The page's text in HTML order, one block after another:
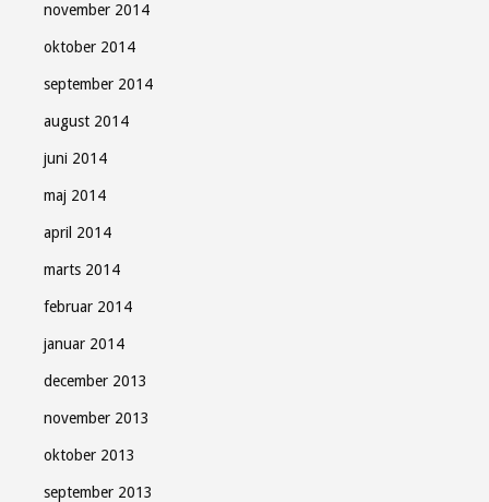
november 2014
oktober 2014
september 2014
august 2014
juni 2014
maj 2014
april 2014
marts 2014
februar 2014
januar 2014
december 2013
november 2013
oktober 2013
september 2013